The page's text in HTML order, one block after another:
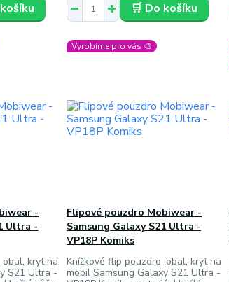
🛒 Do košíku
-
Ultra -
obal, kryt na
S21 Ultra -
Vyrobíme pro vás 🎨
Flipové pouzdro Mobiwear -
Samsung Galaxy S21 Ultra -
VP18P Komiks
Knížkové flip pouzdro, obal, kryt na
mobil Samsung Galaxy S21 Ultra -